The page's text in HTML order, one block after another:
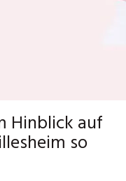
Hinblick auf
so